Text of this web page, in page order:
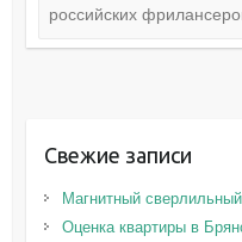
российских
Свежие записи
Магнитный
Оценка квартиры в